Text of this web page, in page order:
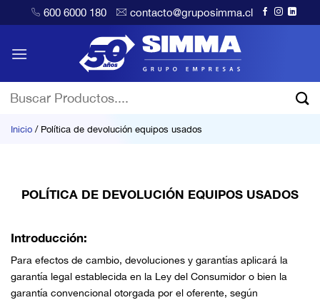
al
600 6000 180 contacto@gruposimma.cl
por:
Inicio / Política de devolución equipos usados
POLÍTICA DE DEVOLUCIÓN EQUIPOS USADOS
Introducción:
Para efectos de cambio, devoluciones y garantías aplicará la
garantía legal establecida en la Ley del Consumidor o bien la
garantía convencional otorgada por el oferente, según